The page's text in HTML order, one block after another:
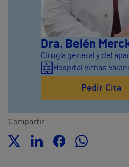
Dra. Belén
Cirugía general y del
Hospital Vithas
Pedir Cita
Compartir